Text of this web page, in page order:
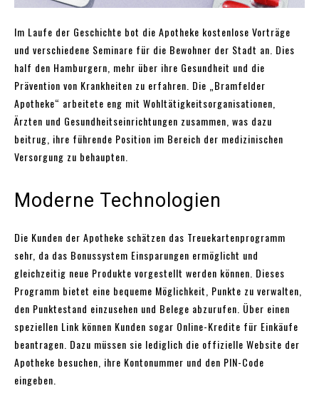
Im Laufe der Geschichte bot die Apotheke kostenlose Vorträge
und verschiedene Seminare für die Bewohner der Stadt an. Dies
half den Hamburgern, mehr über ihre Gesundheit und die
Prävention von Krankheiten zu erfahren. Die „Bramfelder
Apotheke“ arbeitete eng mit Wohltätigkeitsorganisationen,
Ärzten und Gesundheitseinrichtungen zusammen, was dazu
beitrug, ihre führende Position im Bereich der medizinischen
Versorgung zu behaupten.
Moderne Technologien
Die Kunden der Apotheke schätzen das Treuekartenprogramm
sehr, da das Bonussystem Einsparungen ermöglicht und
gleichzeitig neue Produkte vorgestellt werden können. Dieses
Programm bietet eine bequeme Möglichkeit, Punkte zu verwalten,
den Punktestand einzusehen und Belege abzurufen. Über einen
speziellen Link können Kunden sogar Online-Kredite für Einkäufe
beantragen. Dazu müssen sie lediglich die offizielle Website der
Apotheke besuchen, ihre Kontonummer und den PIN-Code
eingeben.